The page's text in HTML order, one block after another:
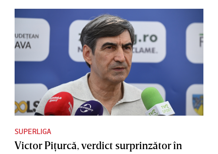
SUPERLIGA
Victor Piţurcă, verdict surprinzător în